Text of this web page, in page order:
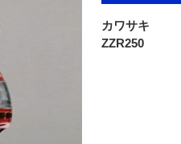
カワサキ
ZZR250